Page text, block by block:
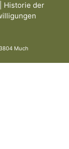
Historie der
Much